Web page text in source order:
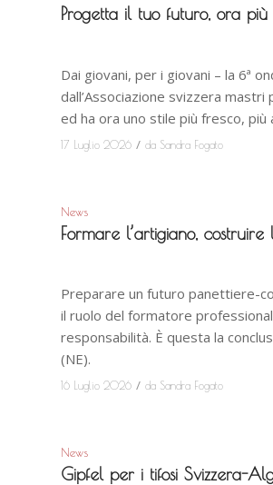
Progetta il tuo futuro, ora
Dai giovani, per i giovani – la 6ª
dall’Associazione svizzera
ed ha ora uno stile più fresco,
17 Luglio 2026 / da Sandra Fogato
News
Formare l’artigiano, costruire
Preparare un futuro panettiere-
il ruolo del formatore
responsabilità. È questa la
(NE).
16 Luglio 2026 / da Sandra Fogato
News
Gipfel per i tifosi Svizzera-